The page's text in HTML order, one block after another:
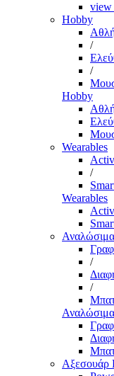
view
Hobby
/
/
Hobby
Wearables
/
Wearables
Αναλώσιμα
/
/
Αναλώσιμα
Αξεσουάρ